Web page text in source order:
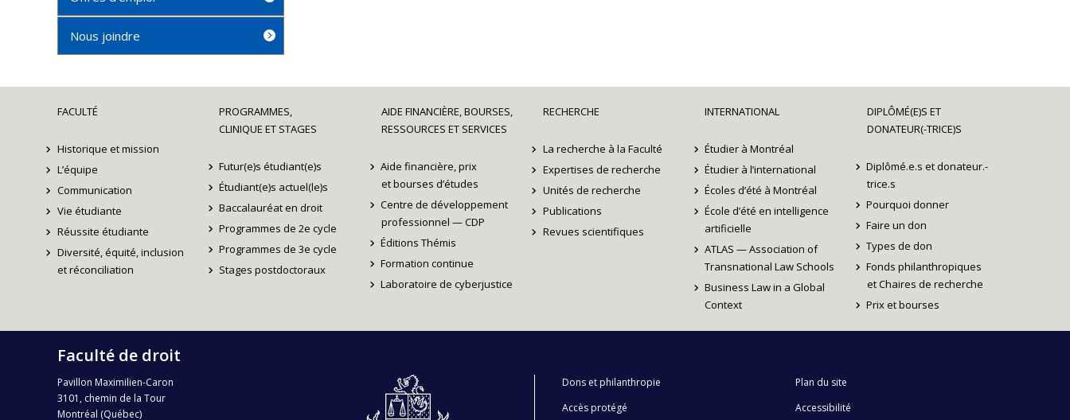
Nous joindre
FACULTÉ
Historique et mission
L’équipe
Communication
Vie étudiante
Réussite étudiante
Diversité, équité, inclusion
et réconciliation
PROGRAMMES,
CLINIQUE ET STAGES
Futur(e)s étudiant(e)s
Étudiant(e)s actuel(le)s
Baccalauréat en droit
Programmes de 2e cycle
Programmes de 3e cycle
Stages postdoctoraux
AIDE FINANCIÈRE, BOURSES,
RESSOURCES ET SERVICES
Aide financière, prix
et bourses d’études
Centre de développement
professionnel — CDP
Éditions Thémis
Formation continue
Laboratoire de cyberjustice
RECHERCHE
La recherche à la Faculté
Expertises de recherche
Unités de recherche
Publications
Revues scientifiques
INTERNATIONAL
Étudier à Montréal
Étudier à l’international
Écoles d’été à Montréal
École d’été en intelligence
artificielle
ATLAS — Association of
Transnational Law Schools
Business Law in a Global
Context
DIPLÔMÉ(E)S ET
DONATEUR(-TRICE)S
Diplômé.e.s et donateur.-
trice.s
Pourquoi donner
Faire un don
Types de don
Fonds philanthropiques
et Chaires de recherche
Prix et bourses
Faculté de droit
Pavillon Maximilien-Caron
3101, chemin de la Tour
Montréal (Québec)
Dons et philanthropie
Accès protégé
Plan du site
Accessibilité